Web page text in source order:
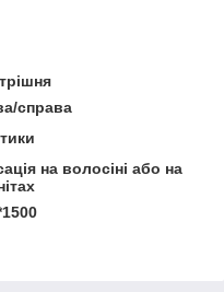
справа
на волосіні або на